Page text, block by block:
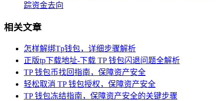
踪资金去向
相关文章
怎样解绑Tp钱包，详细步骤解析
正版tp下载地址-下载 TP 钱包闪退问题全解析
TP 钱包币找回指南，保障资产安全
轻松取消 TP 钱包授权，保障资产安全
TP 钱包冻结指南，保障资产安全的关键步骤